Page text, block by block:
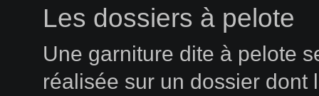
Les dossiers à pelote
Une garniture dite à pelote
réalisée sur un dossier dont